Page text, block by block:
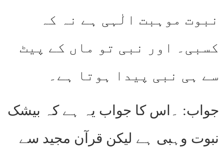
نبوت موہبت الٰہی ہے نہ کہ
کسبی۔ اور نبی تو ماں کے پیٹ
سے ہی نبی پیدا ہوتا ہے۔
جواب: ۔اس کا جواب یہ ہے کہ بیشک
نبوت وہبی ہے لیکن قرآن مجید سے